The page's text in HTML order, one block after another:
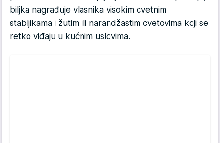
biljka nagrađuje vlasnika visokim cvetnim
stabljikama i žutim ili narandžastim cvetovima koji se
retko viđaju u kućnim uslovima.